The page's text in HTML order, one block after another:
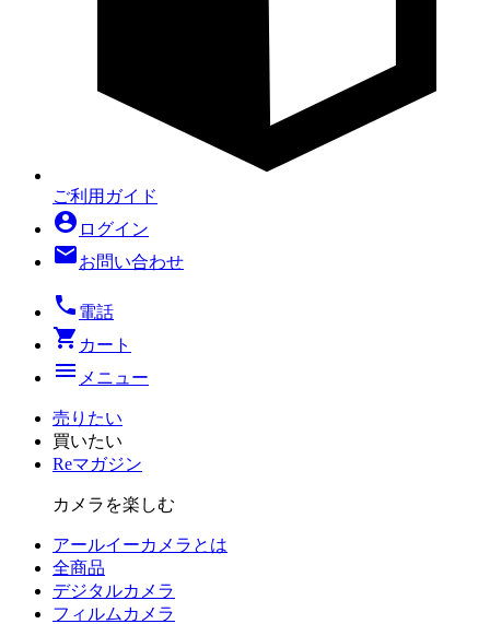
ご利用ガイド
account_circle ログイン
mailお問い合わせ
local_phone 電話
shopping_cart カート
menu メニュー
売りたい
買いたい
Reマガジン
カメラを楽しむ
アールイーカメラとは
全商品
デジタルカメラ
フィルム カメラ